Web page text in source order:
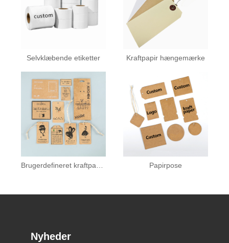
Selvklæbende etiketter Kraftpapir hængemærke
Papirpose
Nyheder